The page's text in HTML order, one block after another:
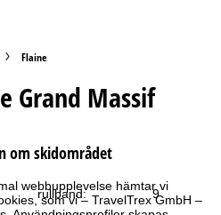
webbupplevelse hämtar vi
som vi – TravelTrex GmbH –
Flaine
Grand Massif
om skidområdet
rullband: 9